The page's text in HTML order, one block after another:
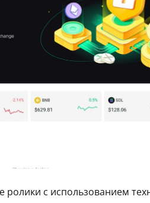
с использованием